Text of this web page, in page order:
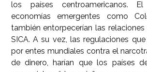
los países centroamericanos.
economías emergentes como
también entorpecerían las
SICA. A su vez, las regulaciones
por entes mundiales contra el
de dinero, harían que los países